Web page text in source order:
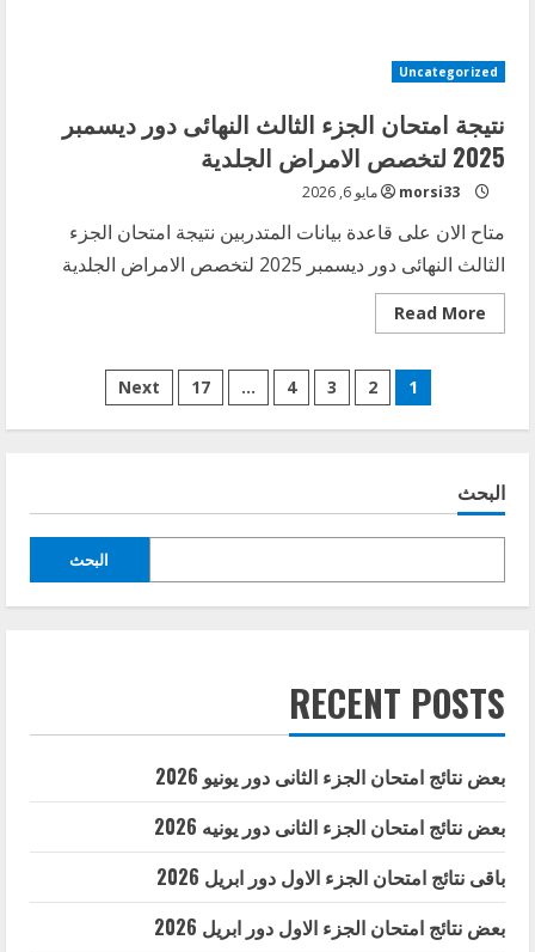
الجزء
الاول
ابريل
2026
Uncategorized
نتيجة امتحان الجزء الثالث النهائى دور ديسمبر
2025 لتخصص الامراض الجلدية
morsi33 مايو 6, 2026
متاح الان على قاعدة بيانات المتدربين نتيجة امتحان الجزء
الثالث النهائى دور ديسمبر 2025 لتخصص الامراض الجلدية
Read More
Read
more
امتحان
الجزء
الثالث
النهائى
الامراض
تعدد
صفحات
1
2
3
4
…
17
Next
البحث
البحث
RECENT POSTS
بعض نتائج امتحان الجزء الثانى دور يونيو 2026
بعض نتائج امتحان الجزء الثانى دور يونيه 2026
باقى نتائج امتحان الجزء الاول دور ابريل 2026
بعض نتائج امتحان الجزء الاول دور ابريل 2026